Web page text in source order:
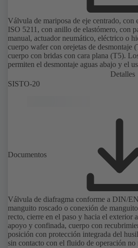
Válvula de mariposa de eje centrado, con
ISO 5211, con anillo de elastómero, con
manual, actuador neumático, eléctrico o
cuerpo wafer con orejetas de desmontaje
cuerpo con bridas con cara plana (T5).
permiten el desmontaje aguas abajo y el
con una contrabrida. Conexiones según
Detalles
SISTO-20
Documentos
Válvula de diafragma conforme a DIN/
manguito roscado o conexión de
recto, cierre en el paso y hacia el exterior
apoyo y confinada, cuerpo con
posición con protección integrada del
sin contacto con el fluido de operación no